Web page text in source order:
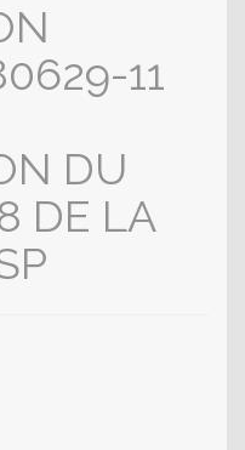
11
DU
DE LA